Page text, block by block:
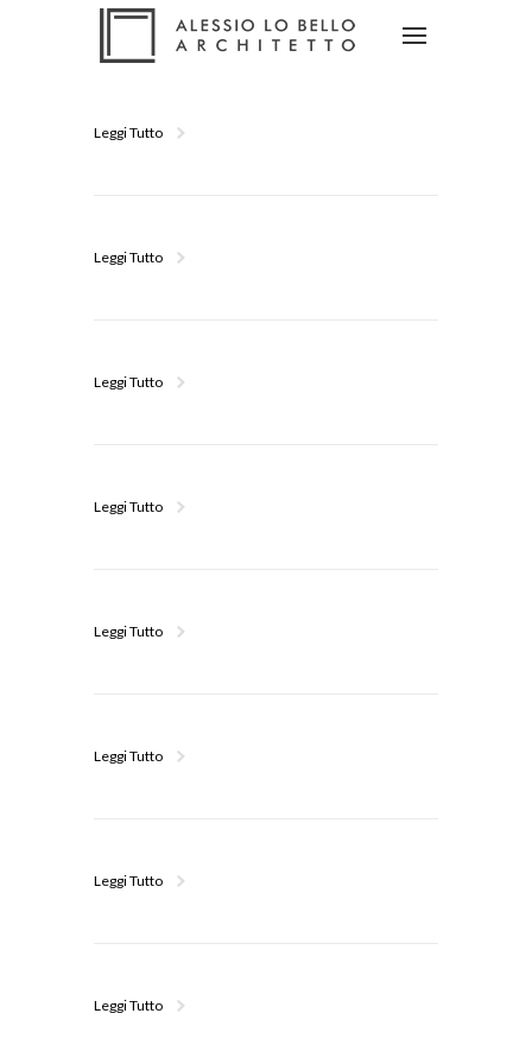
Leggi Tutto
Leggi Tutto
Leggi Tutto
Leggi Tutto
Leggi Tutto
Leggi Tutto
Leggi Tutto
Leggi Tutto